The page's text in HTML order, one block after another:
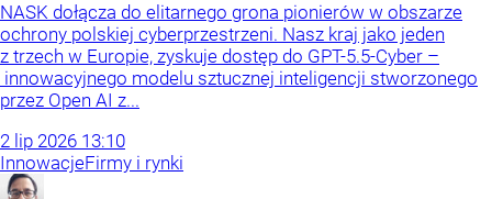
NASK dołącza do elitarnego grona pionierów w obszarze
ochrony polskiej cyberprzestrzeni. Nasz kraj jako jeden
z trzech w Europie, zyskuje dostęp do GPT-5.5-Cyber –
innowacyjnego modelu sztucznej inteligencji stworzonego
przez Open AI z...
2 lip 2026 13:10
InnowacjeFirmy i rynki